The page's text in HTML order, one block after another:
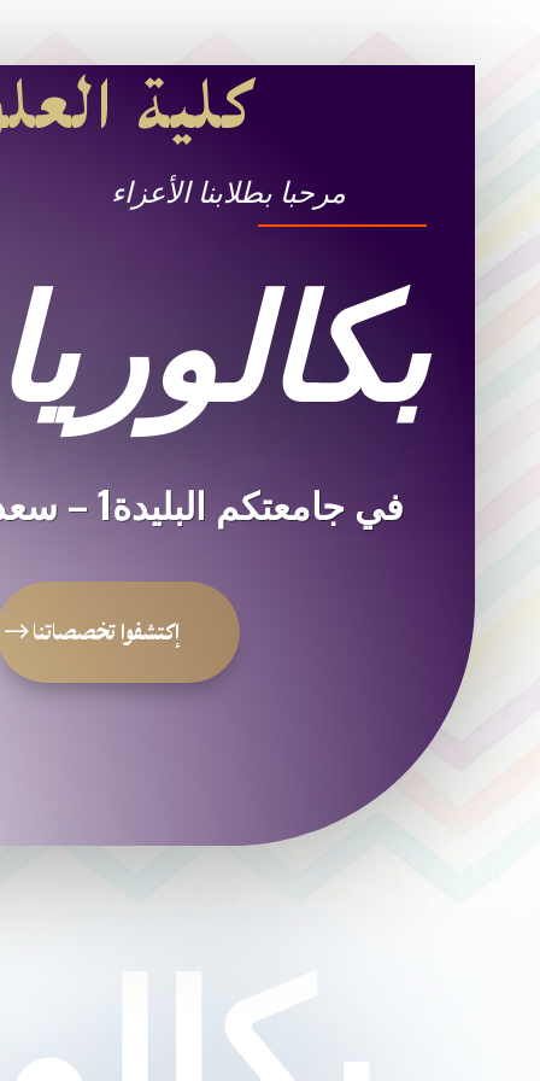
كلية
مرحبا بطلابنا الأعزاء
بكالوريا
في جامعتكم البليدة1 – سعد دحلب
إكتشفوا تخصصاتنا